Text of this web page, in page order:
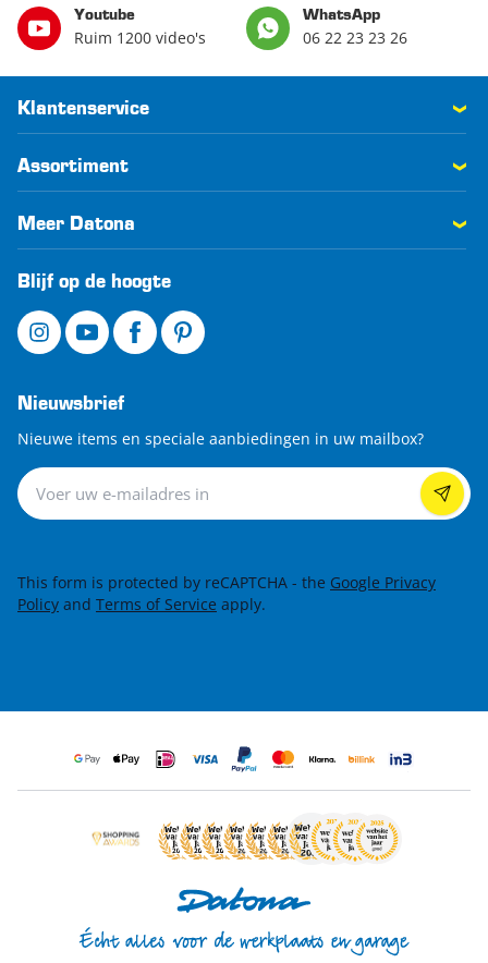
Youtube
Ruim 1200 video's
WhatsApp
06 22 23 23 26
Klantenservice
Assortiment
Meer Datona
Blijf op de hoogte
Nieuwsbrief
Nieuwe items en speciale aanbiedingen in uw mailbox?
Nieuwsbrief
This form is protected by reCAPTCHA - the Google Privacy
Policy and Terms of Service apply.